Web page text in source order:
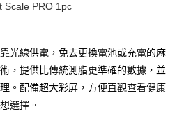
個工作天送達
或以上免運費
Scale PRO 1pc
光線供電，免去更換電池或充電的麻
，提供比傳統測脂更準確的數據，並
。配備超大彩屏，方便直觀查看健康
選擇。